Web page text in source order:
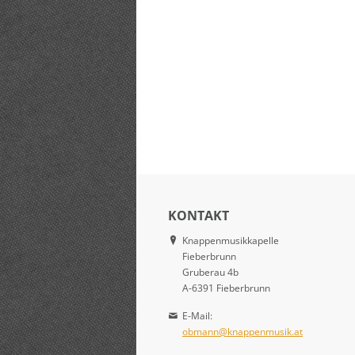
KONTAKT
Knappenmusikkapelle
Fieberbrunn
Gruberau 4b
A-6391 Fieberbrunn
E-Mail:
obmann@knappenmusik.at